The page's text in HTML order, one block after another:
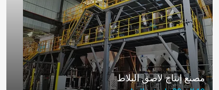
مصنع إنتاج لاصق البلاط